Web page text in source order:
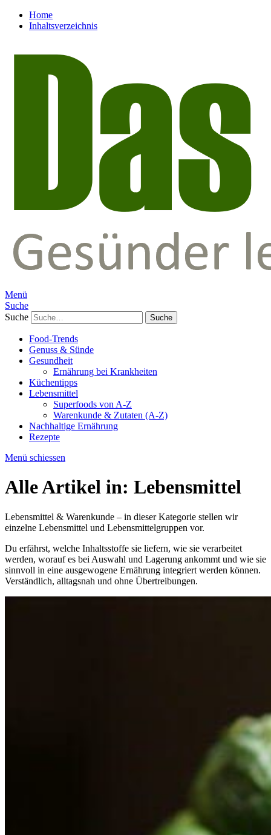
Home
Inhaltsverzeichnis
Menü
Suche
Suche
Food-Trends
Genuss & Sünde
Gesundheit
Ernährung bei Krankheiten
Küchentipps
Lebensmittel
Superfoods von A-Z
Warenkunde & Zutaten (A-Z)
Nachhaltige Ernährung
Rezepte
Menü schiessen
Alle Artikel in: Lebensmittel
Lebensmittel & Warenkunde – in dieser Kategorie stellen wir
einzelne Lebensmittel und Lebensmittelgruppen vor.
Du erfährst, welche Inhaltsstoffe sie liefern, wie sie verarbeitet
werden, worauf es bei Auswahl und Lagerung ankommt und wie sie
sinnvoll in eine ausgewogene Ernährung integriert werden können.
Verständlich, alltagsnah und ohne Übertreibungen.